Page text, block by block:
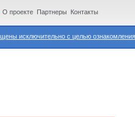
исключительно с целью
О проекте Партнеры Контакты